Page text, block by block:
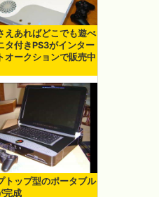
えあればどこでも遊べ
タ付きPS3がインター
オークションで販売中
トップ型のポータブル
完成